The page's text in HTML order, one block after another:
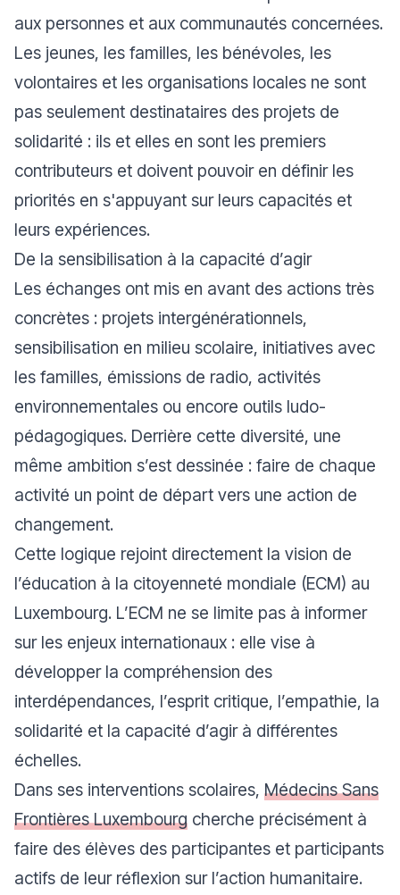
aux personnes et aux communautés concernées.
Les jeunes, les familles, les bénévoles, les
volontaires et les organisations locales ne sont
pas seulement destinataires des projets de
solidarité : ils et elles en sont les premiers
contributeurs et doivent pouvoir en définir les
priorités en s'appuyant sur leurs capacités et
leurs expériences.
De la sensibilisation à la capacité d’agir
Les échanges ont mis en avant des actions très
concrètes : projets intergénérationnels,
sensibilisation en milieu scolaire, initiatives avec
les familles, émissions de radio, activités
environnementales ou encore outils ludo-
pédagogiques. Derrière cette diversité, une
même ambition s’est dessinée : faire de chaque
activité un point de départ vers une action de
changement.
Cette logique rejoint directement la vision de
l’éducation à la citoyenneté mondiale (ECM) au
Luxembourg. L’ECM ne se limite pas à informer
sur les enjeux internationaux : elle vise à
développer la compréhension des
interdépendances, l’esprit critique, l’empathie, la
solidarité et la capacité d’agir à différentes
échelles.
Dans ses interventions scolaires, Médecins Sans
Frontières Luxembourg cherche précisément à
faire des élèves des participantes et participants
actifs de leur réflexion sur l’action humanitaire.